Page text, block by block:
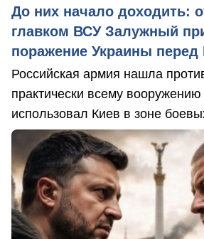
До них начало доходить:
главком ВСУ Залужный
поражение Украины перед
Российская армия нашла
практически всему
использовал Киев в зоне